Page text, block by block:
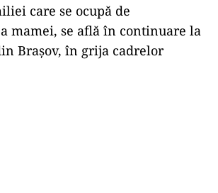
care se ocupă de
mamei, se află în continuare la
Braşov, în grija cadrelor